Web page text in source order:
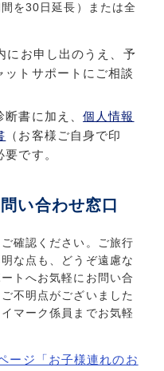
を30日延長）または全
にお申し出のうえ、予
トサポートにご相談
断書に加え、個人情報
（お客様ご自身で印
です。
い合わせ窓口
確認ください。ご旅行
な点も、どうぞ遠慮な
トへお気軽にお問い合
不明点がございました
マーク係員までお気軽
ージ「お子様連れのお